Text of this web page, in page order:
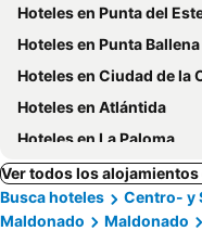
Hoteles en Punta del
Hoteles en Punta Ballena
Hoteles en Ciudad de la
Hoteles en Atlántida
Hoteles en La Paloma
Ver todos los
Busca hoteles
Centro- y
Maldonado
Maldonado